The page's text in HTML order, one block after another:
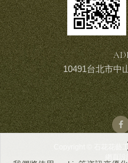
10491台北市中
Copyright © 石花花藝